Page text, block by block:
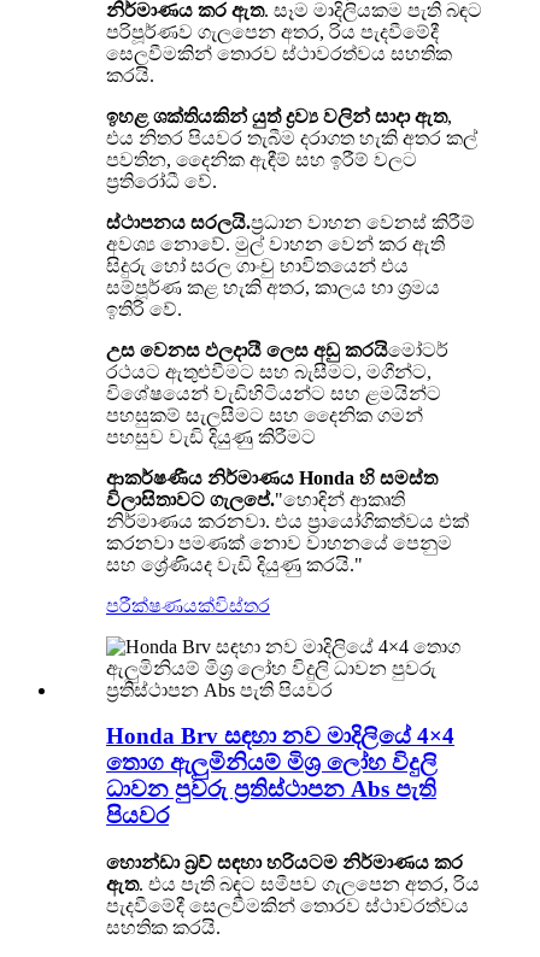
නිර්මාණය කර ඇත. සෑම මාදිලියකම පැති බඳට
පරිපූර්ණව ගැලපෙන අතර, රිය පැදවීමේදී
සෙලවීමකින් තොරව ස්ථාවරත්වය සහතික
කරයි.
ඉහළ ශක්තියකින් යුත් ද්‍රව්‍ය වලින් සාදා ඇත,
එය නිතර පියවර තැබීම දරාගත හැකි අතර කල්
පවතින, දෛනික ඇඳීම් සහ ඉරීම් වලට
ප්‍රතිරෝධී වේ.
ස්ථාපනය සරලයි.ප්‍රධාන වාහන වෙනස් කිරීම්
අවශ්‍ය නොවේ. මුල් වාහන වෙන් කර ඇති
සිදුරු හෝ සරල ගාංචු භාවිතයෙන් එය
සම්පූර්ණ කළ හැකි අතර, කාලය හා ශ්‍රමය
ඉතිරි වේ.
උස වෙනස ඵලදායී ලෙස අඩු කරයිමෝටර්
රථයට ඇතුළුවීමට සහ බැසීමට, මගීන්ට,
විශේෂයෙන් වැඩිහිටියන්ට සහ ළමයින්ට
පහසුකම් සැලසීමට සහ දෛනික ගමන්
පහසුව වැඩි දියුණු කිරීමට
ආකර්ෂණීය නිර්මාණය Honda හි සමස්ත
විලාසිතාවට ගැලපේ."හොඳින් ආකෘති
නිර්මාණය කරනවා. එය ප්‍රායෝගිකත්වය එක්
කරනවා පමණක් නොව වාහනයේ පෙනුම
සහ ශ්‍රේණියද වැඩි දියුණු කරයි."
පරීක්ෂණයක්විස්තර
Honda Brv සඳහා නව මාදිලියේ 4×4
තොග ඇලුමිනියම් මිශ්‍ර ලෝහ විදුලි
ධාවන පුවරු ප්‍රතිස්ථාපන Abs පැති
පියවර
හොන්ඩා බ්‍රව් සඳහා හරියටම නිර්මාණය කර
ඇත. එය පැති බඳට සමීපව ගැලපෙන අතර, රිය
පැදවීමේදී සෙලවීමකින් තොරව ස්ථාවරත්වය
සහතික කරයි.